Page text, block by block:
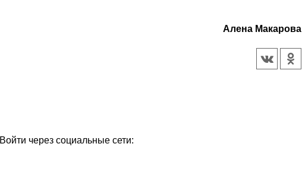
Алена Макарова
Войти через социальные сети: